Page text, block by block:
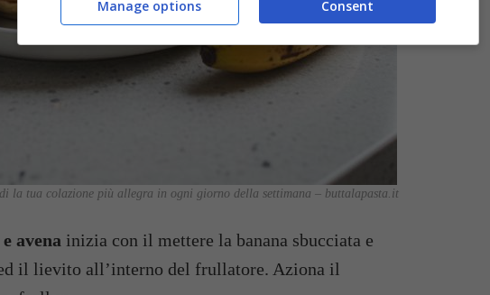
la tua colazione più allegra in ogni giorno della settimana – buttalapasta.it
avena inizia con il mettere la banana sbucciata e
il lievito all’interno del frullatore. Aziona il
Consent
Manage options